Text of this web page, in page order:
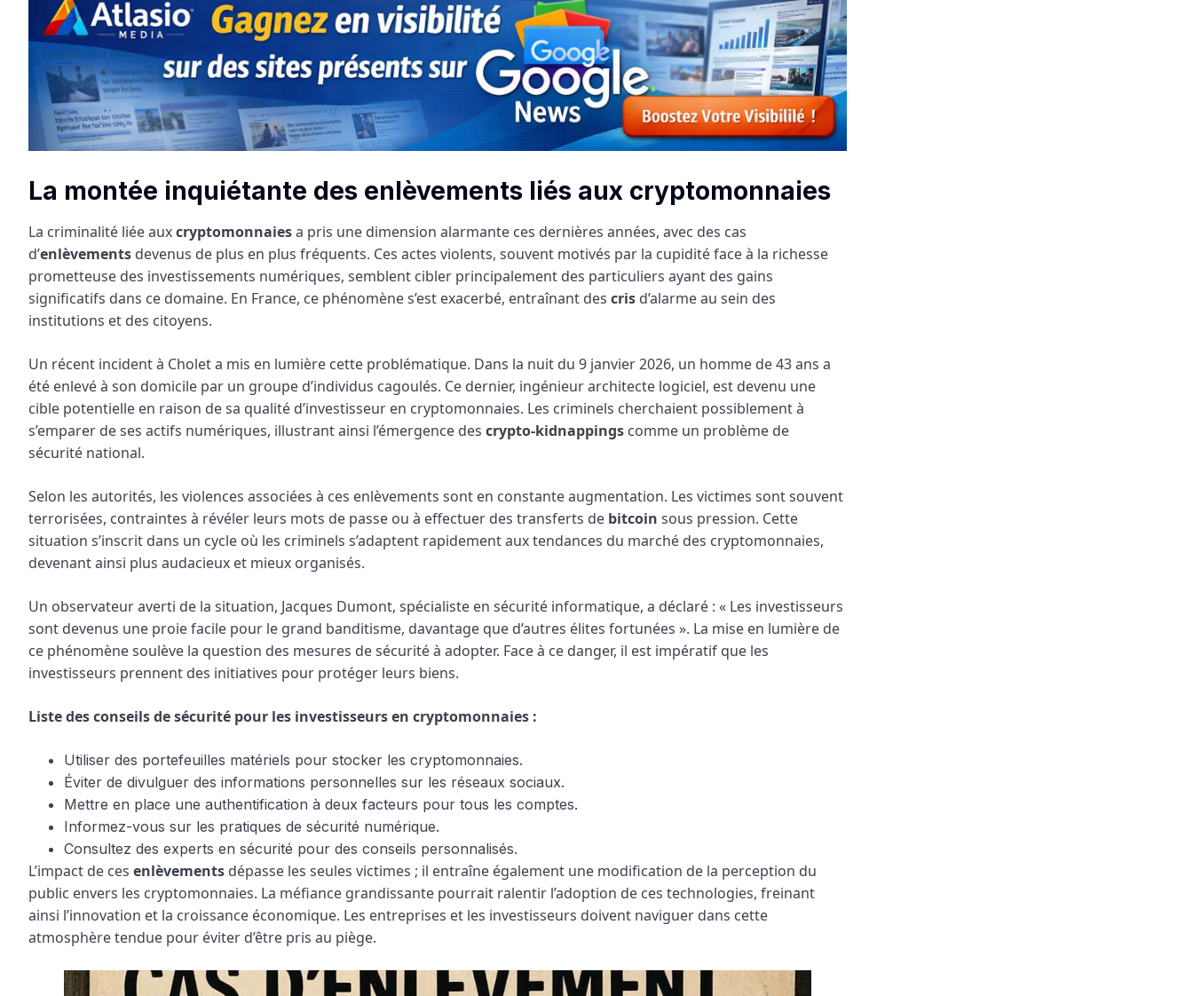
La montée inquiétante des enlèvements liés aux cryptomonnaies
La criminalité liée auxcryptomonnaiesa pris une dimension alarmante ces dernières années, avec des cas
d’enlèvements devenus de plus en plus fréquents. Ces actes violents, souvent motivés par la cupidité face à la richesse
prometteuse des investissements numériques, semblent cibler principalement des particuliers ayant des gains
significatifs dans ce domaine. En France, ce phénomène s’est exacerbé, entraînant des cris d’alarme au sein des
institutions et des citoyens.
Un récent incident à Cholet a mis en lumière cette problématique. Dans la nuit du 9 janvier 2026, un homme de 43 ans a
été enlevé à son domicile par un groupe d’individus cagoulés. Ce dernier, ingénieur architecte logiciel, est devenu une
cible potentielle en raison de sa qualité d’investisseur en cryptomonnaies. Les criminels cherchaient possiblement à
s’emparer de ses actifs numériques, illustrant ainsi l’émergence des crypto-kidnappings comme un problème de
sécurité national.
Selon les autorités, les violences associées à ces enlèvements sont en constante augmentation. Les victimes sont souvent
terrorisées, contraintes à révéler leurs mots de passe ou à effectuer des transferts de bitcoin sous pression. Cette
situation s’inscrit dans un cycle où les criminels s’adaptent rapidement aux tendances du marché des cryptomonnaies,
devenant ainsi plus audacieux et mieux organisés.
Un observateur averti de la situation, Jacques Dumont, spécialiste en sécurité informatique, a déclaré : « Les investisseurs
sont devenus une proie facile pour le grand banditisme, davantage que d’autres élites fortunées ». La mise en lumière de
ce phénomène soulève la question des mesures de sécurité à adopter. Face à ce danger, il est impératif que les
investisseurs prennent des initiatives pour protéger leurs biens.
Liste des conseils de sécurité pour les investisseurs en cryptomonnaies :
Utiliser des portefeuilles matériels pour stocker les cryptomonnaies.
Éviter de divulguer des informations personnelles sur les réseaux sociaux.
Mettre en place une authentification à deux facteurs pour tous les comptes.
Informez-vous sur les pratiques de sécurité numérique.
Consultez des experts en sécurité pour des conseils personnalisés.
L’impact de ces enlèvements dépasse les seules victimes ; il entraîne également une modification de la perception du
public envers les cryptomonnaies. La méfiance grandissante pourrait ralentir l’adoption de ces technologies, freinant
ainsi l’innovation et la croissance économique. Les entreprises et les investisseurs doivent naviguer dans cette
atmosphère tendue pour éviter d’être pris au piège.